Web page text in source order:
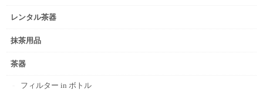
レンタル茶器
抹茶用品
茶器
フィルター in ボトル